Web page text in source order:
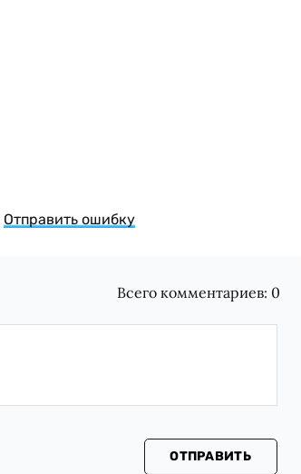
Отправить ошибку
Всего комментариев: 0
ОТПРАВИТЬ